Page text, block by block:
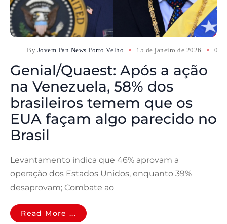
By Jovem Pan News Porto Velho 15 de janeiro de 2026 0
Genial/Quaest: Após a ação
na Venezuela, 58% dos
brasileiros temem que os
EUA façam algo parecido no
Brasil
Levantamento indica que 46% aprovam a
operação dos Estados Unidos, enquanto 39%
desaprovam; Combate ao
Read More ...